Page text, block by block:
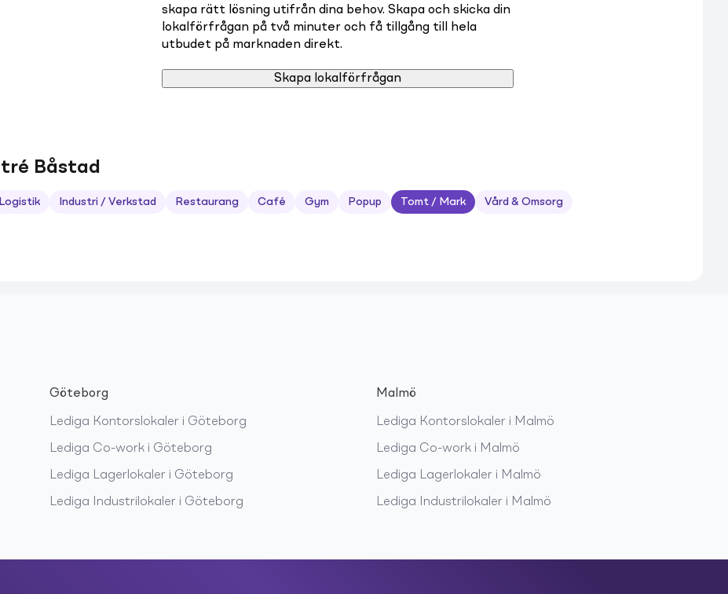
skapa rätt lösning utifrån dina behov. Skapa och skicka din
lokalförfrågan på två minuter och få tillgång till hela
utbudet på marknaden direkt.
Skapa lokalförfrågan
Båstad
Industri / Verkstad Restaurang Café Gym Popup Tomt / Mark Vård & Omsorg
Göteborg
Lediga Kontorslokaler i Göteborg
Lediga Co-work i Göteborg
Lediga Lagerlokaler i Göteborg
Lediga Industrilokaler i Göteborg
Malmö
Lediga Kontorslokaler i Malmö
Lediga Co-work i Malmö
Lediga Lagerlokaler i Malmö
Lediga Industrilokaler i Malmö